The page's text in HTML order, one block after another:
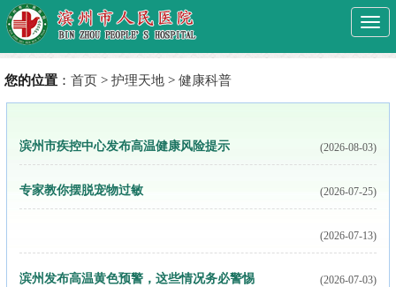
您的位置 ： 首页 > 护理天地 > 健康科普
(2026-08-03)
滨州市疾控中心发布高温健康风险提示
(2026-07-25)
专家教你摆脱宠物过敏
(2026-07-13)
腰痛到打滚？别硬扛！滨州市人民医院专家提醒夏季这类“石
(2026-07-03)
滨州发布高温黄色预警，这些情况务必警惕